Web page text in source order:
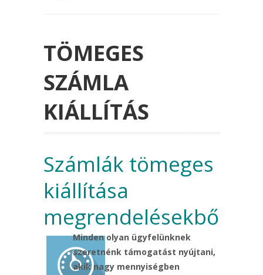
TÖMEGES
SZÁMLA
KIÁLLÍTÁS
Számlák tömeges
kiállítása
megrendelésekből
Minden olyan ügyfelünknek
szeretnénk támogatást nyújtani,
akik nagy mennyiségben